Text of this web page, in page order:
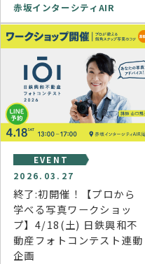
赤坂インターシティAIR
EVENT
2026.03.27
終了:初開催！【プロから
学べる写真ワークショッ
プ】4/18(土) 日鉄興和不
動産フォトコンテスト連動
企画